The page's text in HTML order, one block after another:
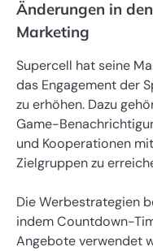
Änderungen in
Marketing
Supercell hat seine
das Engagement der
zu erhöhen. Dazu
Game-
und Kooperationen
Zielgruppen zu
Die Werbestrategien
indem Countdown-
Angebote verwendet